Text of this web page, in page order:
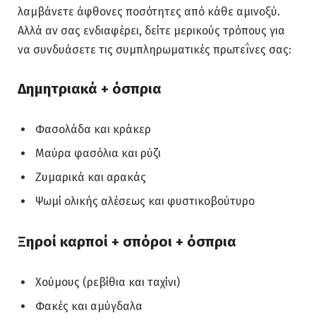
λαμβάνετε άφθονες ποσότητες από κάθε αμινοξύ.
Αλλά αν σας ενδιαφέρει, δείτε μερικούς τρόπους για
να συνδυάσετε τις συμπληρωματικές πρωτεΐνες σας:
Δημητριακά + όσπρια
Φασολάδα και κράκερ
Μαύρα φασόλια και ρύζι
Ζυμαρικά και αρακάς
Ψωμί ολικής αλέσεως και φυστικοβούτυρο
Ξηροί καρποί + σπόροι + όσπρια
Χούμους (ρεβίθια και ταχίνι)
Φακές και αμύγδαλα